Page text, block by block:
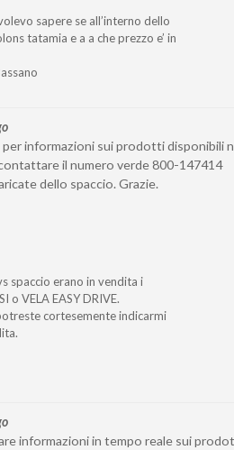
sapere se all’interno dello
tatamia e a a che prezzo e’ in
per informazioni sui prodotti disponibili
il numero verde 800-147414
dello spaccio. Grazie.
spaccio erano in vendita i
o VELA EASY DRIVE.
cortesemente indicarmi
informazioni in tempo reale sui